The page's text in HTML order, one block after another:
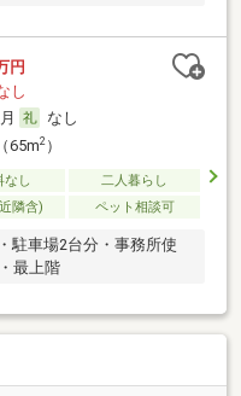
円
し
なし
65m2）
なし
二人暮らし
隣含) ペット相談可
駐車場2台分・事務所使
最上階